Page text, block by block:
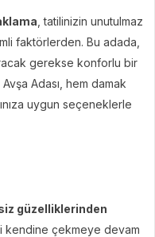
, tatilinizin unutulmaz
faktörlerden. Bu adada,
gerekse konforlu bir
Adası, hem damak
uygun seçeneklerle
güzelliklerinden
kendine çekmeye devam